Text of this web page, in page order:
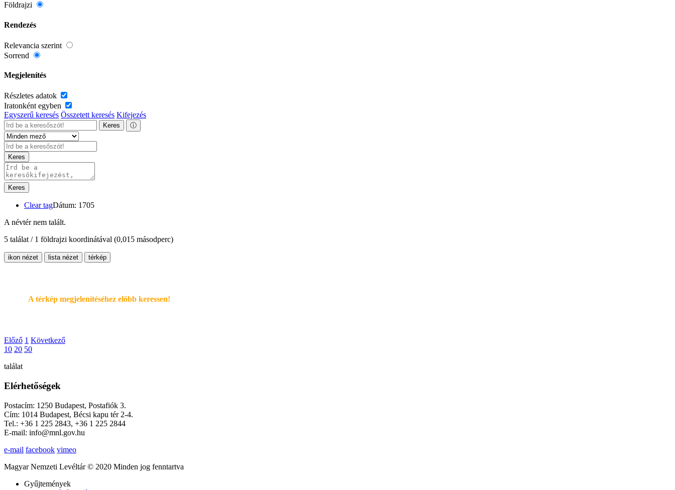
Földrajzi
Rendezés
Relevancia szerint
Sorrend
Megjelenítés
Részletes adatok
Iratonként egyben
Egyszerű keresés Összetett keresés Kifejezés
Keres ⓘ
Keres
Keres
Clear tagDátum: 1705
A névtér nem talált.
5 találat / 1 földrajzi koordinátával (0,015 másodperc)
ikon nézet lista nézet térkép
A térkép megjelenítéséhez elöbb keressen!
Előző 1 Következő
10 20 50
találat
Elérhetőségek
Postacím: 1250 Budapest, Postafiók 3.
Cím: 1014 Budapest, Bécsi kapu tér 2-4.
Tel.: +36 1 225 2843, +36 1 225 2844
E-mail: info@mnl.gov.hu
e-mail facebook vimeo
Magyar Nemzeti Levéltár © 2020 Minden jog fenntartva
Gyűjtemények